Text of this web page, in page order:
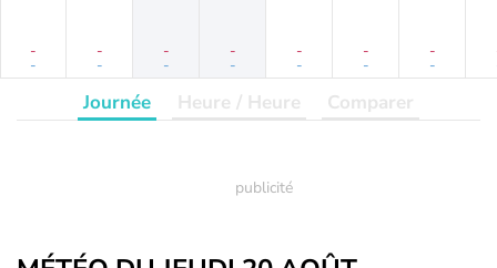
-
-
-
-
-
-
-
-
-
-
-
-
-
-
Journée Heure / Heure Comparer